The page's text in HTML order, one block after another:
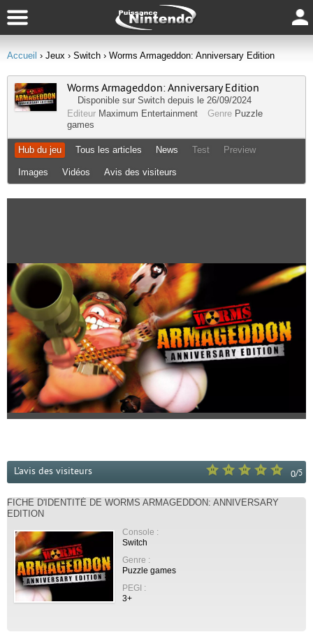
Accueil › Jeux › Switch › Worms Armageddon: Anniversary Edition
Worms Armageddon: Anniversary Edition
Disponible sur Switch depuis le 26/09/2024
Editeur Maximum Entertainment Genre Puzzle
games
Hub du jeu Tous les articles News Test Preview
Images Vidéos Avis des visiteurs
0/5
L'avis des visiteurs
FICHE D'IDENTITÉ DE WORMS ARMAGEDDON: ANNIVERSARY
EDITION
Console :
Switch
Genre :
Puzzle games
PEGI :
3+